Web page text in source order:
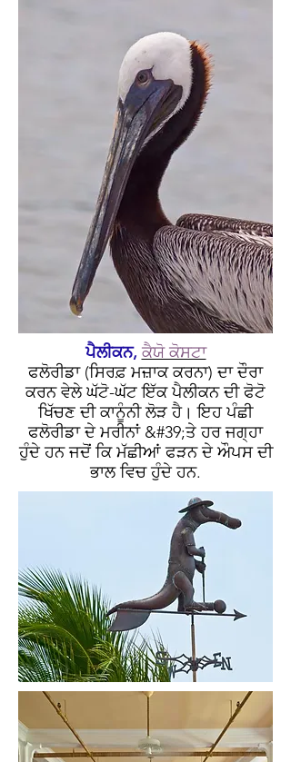
ਪੈਲੀਕਨ, ਕੈਯੋ ਕੋਸਟਾ
ਫਲੋਰੀਡਾ (ਸਿਰਫ਼ ਮਜ਼ਾਕ ਕਰਨਾ) ਦਾ ਦੌਰਾ
ਕਰਨ ਵੇਲੇ ਘੱਟੋ-ਘੱਟ ਇੱਕ ਪੈਲੀਕਨ ਦੀ ਫੋਟੋ
ਖਿੱਚਣ ਦੀ ਕਾਨੂੰਨੀ ਲੋੜ ਹੈ। ਇਹ ਪੰਛੀ
ਫਲੋਰੀਡਾ ਦੇ ਮਰੀਨਾਂ &#39;ਤੇ ਹਰ ਜਗ੍ਹਾ
ਹੁੰਦੇ ਹਨ ਜਦੋਂ ਕਿ ਮੱਛੀਆਂ ਫੜਨ ਦੇ ਔਪਸ ਦੀ
ਭਾਲ ਵਿਚ ਹੁੰਦੇ ਹਨ.